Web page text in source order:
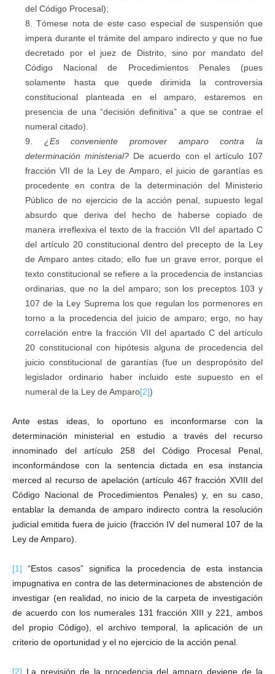
del Código Procesal);
Tómese nota de este caso especial de suspensión que
impera durante el trámite del amparo indirecto y que no fue
decretado por el juez de Distrito, sino por mandato del
Código Nacional de Procedimientos Penales (pues
solamente hasta que quede dirimida la controversia
constitucional planteada en el amparo, estaremos en
presencia de una “decisión definitiva” a que se contrae el
numeral citado).
¿Es conveniente promover amparo contra la
determinación ministerial? De acuerdo con el artículo 107
fracción VII de la Ley de Amparo, el juicio de garantías es
procedente en contra de la determinación del Ministerio
Público de no ejercicio de la acción penal, supuesto legal
absurdo que deriva del hecho de haberse copiado de
manera irreflexiva el texto de la fracción VII del apartado C
del artículo 20 constitucional dentro del precepto de la Ley
de Amparo antes citado; ello fue un grave error, porque el
texto constitucional se refiere a la procedencia de instancias
ordinarias, que no la del amparo; son los preceptos 103 y
107 de la Ley Suprema los que regulan los pormenores en
torno a la procedencia del juicio de amparo; ergo, no hay
correlación entre la fracción VII del apartado C del artículo
20 constitucional con hipótesis alguna de procedencia del
juicio constitucional de garantías (fue un despropósito del
legislador ordinario haber incluido este supuesto en el
numeral de la Ley de Amparo[2])
Ante estas ideas, lo oportuno es inconformarse con la
determinación ministerial en estudio a través del recurso
innominado del artículo 258 del Código Procesal Penal,
inconformándose con la sentencia dictada en esa instancia
merced al recurso de apelación (artículo 467 fracción XVIII del
Código Nacional de Procedimientos Penales) y, en su caso,
entablar la demanda de amparo indirecto contra la resolución
judicial emitida fuera de juicio (fracción IV del numeral 107 de la
Ley de Amparo).
[1] “Estos casos” significa la procedencia de esta instancia
impugnativa en contra de las determinaciones de abstención de
investigar (en realidad, no inicio de la carpeta de investigación
de acuerdo con los numerales 131 fracción XIII y 221, ambos
del propio Código), el archivo temporal, la aplicación de un
criterio de oportunidad y el no ejercicio de la acción penal.
[2] La previsión de la procedencia del amparo deviene de la